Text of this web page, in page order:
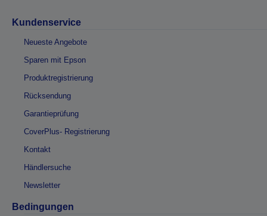
Kundenservice
Neueste Angebote
Sparen mit Epson
Produktregistrierung
Rücksendung
Garantieprüfung
CoverPlus- Registrierung
Kontakt
Händlersuche
Newsletter
Bedingungen